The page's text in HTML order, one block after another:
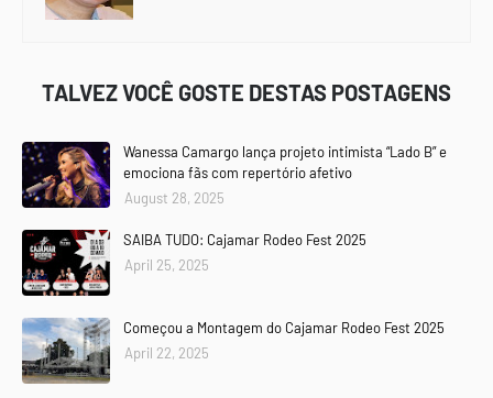
TALVEZ VOCÊ GOSTE DESTAS POSTAGENS
Wanessa Camargo lança projeto intimista “Lado B” e
emociona fãs com repertório afetivo
August 28, 2025
SAIBA TUDO: Cajamar Rodeo Fest 2025
April 25, 2025
Começou a Montagem do Cajamar Rodeo Fest 2025
April 22, 2025